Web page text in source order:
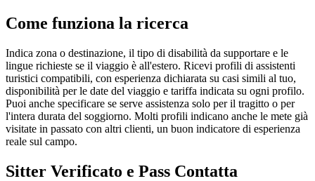
Come funziona la ricerca
Indica zona o destinazione, il tipo di disabilità da supportare e le
lingue richieste se il viaggio è all'estero. Ricevi profili di assistenti
turistici compatibili, con esperienza dichiarata su casi simili al tuo,
disponibilità per le date del viaggio e tariffa indicata su ogni profilo.
Puoi anche specificare se serve assistenza solo per il tragitto o per
l'intera durata del soggiorno. Molti profili indicano anche le mete già
visitate in passato con altri clienti, un buon indicatore di esperienza
reale sul campo.
Sitter Verificato e Pass Contatta